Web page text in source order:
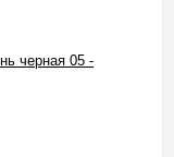
черная 05 -